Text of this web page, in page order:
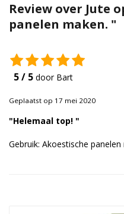
Jute en lopers
Tape en stickers
Review over Jute
panelen maken. "
5 / 5 door Bart
Geplaatst op 17 mei 2020
"Helemaal top! "
Gebruik: Akoestische panelen